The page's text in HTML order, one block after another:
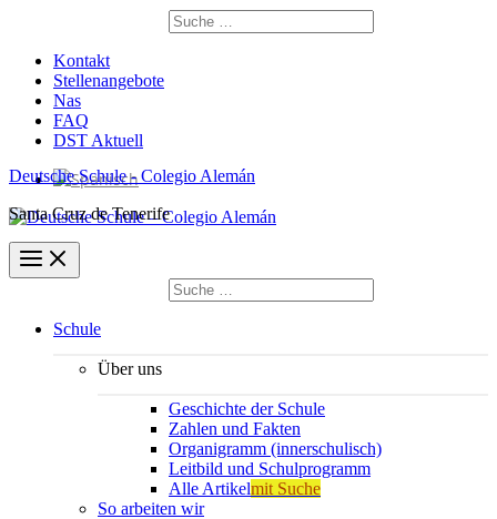
Suchen
nach:
Kontakt
Stellenangebote
Nas
FAQ
DST Aktuell
Deutsche Schule - Colegio Alemán
Santa Cruz de Tenerife
Suchen
nach:
Schule
Über uns
Geschichte der Schule
Zahlen und Fakten
Organigramm (innerschulisch)
Leitbild und Schulprogramm
Alle Artikelmit Suche
So arbeiten wir